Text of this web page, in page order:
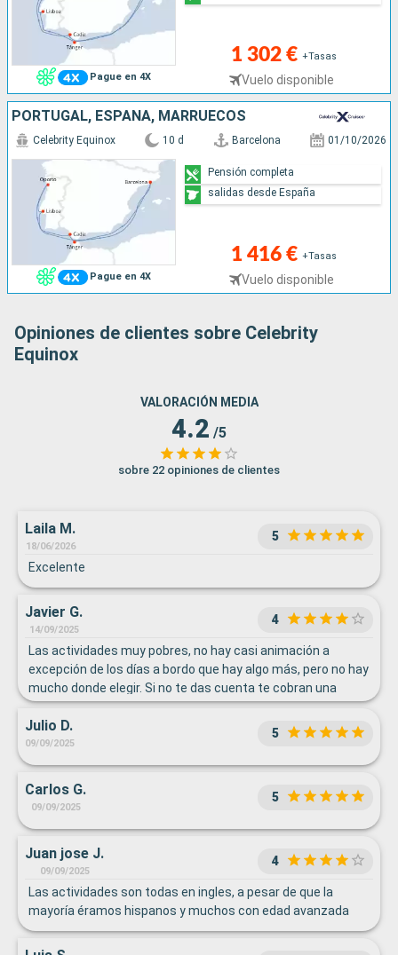
Pague en 4X
1 302 € +Tasas
Vuelo disponible
PORTUGAL, ESPAÑA, MARRUECOS
Pague en 4X
Celebrity Equinox 10 d Barcelona 01/10/2026
1 416 € +Tasas
Vuelo disponible
Pensión completa
salidas desde España
Opiniones de clientes sobre Celebrity
Equinox
VALORACIÓN MEDIA
4.2 /5
sobre 22 opiniones de clientes
Laila M.
18/06/2026
5
Excelente
Javier G.
14/09/2025
4
Las actividades muy pobres, no hay casi animación a
excepción de los días a bordo que hay algo más, pero no hay
mucho donde elegir. Si no te das cuenta te cobran una
propina por día y por persona para los trabajadores que
hacen las habitaciones. Los trabajadores todos muy
amables.
Julio D.
09/09/2025
5
Carlos G.
09/09/2025
5
Juan jose J.
09/09/2025
4
Las actividades son todas en ingles, a pesar de que la
mayoría éramos hispanos y muchos con edad avanzada